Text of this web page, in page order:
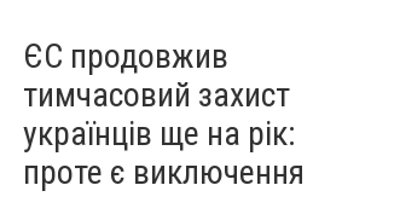
ЄС продовжив
тимчасовий захист
українців ще на рік:
проте є виключення